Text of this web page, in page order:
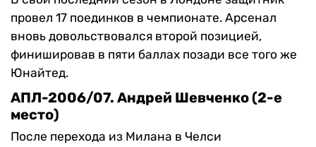
провел 17 поединков в чемпионате. Арсенал
вновь довольствовался второй позицией,
финишировав в пяти баллах позади все того же
Юнайтед.
АПЛ-2006/07. Андрей Шевченко (2-е
место)
После перехода из Милана в Челси